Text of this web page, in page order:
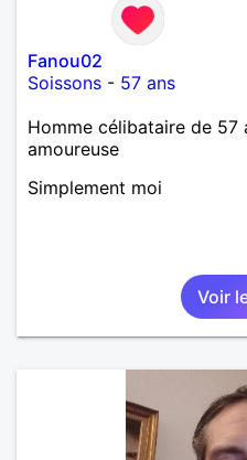
Fanou02
Soissons - 57 ans
Homme célibataire de 57
amoureuse
Simplement moi
Voir